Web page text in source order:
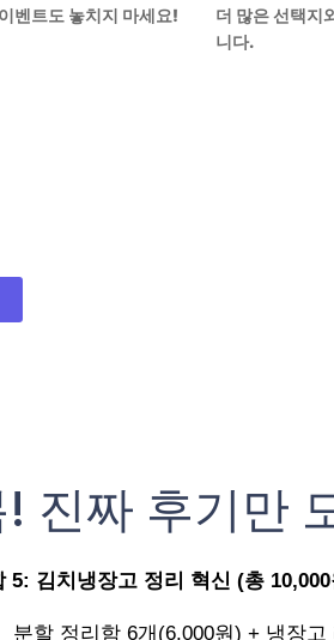
벤트도 놓치지 마세요!
더 많은 선택지
니다.
진짜 후기만
5: 김치냉장고 정리 혁신 (총 10,000
분할 정리함 6개(6,000원) + 냉장